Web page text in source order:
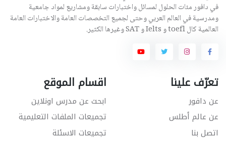
في دافور مئات الحلول لمسائل واختبارات سابقة ومشاريع لمواد جامعية
ومدرسية في العالم العربي وحتى لجميع التخصصات العامة والاختبارات العامة
العالمية كال toefl و Ielts و SAT وغيرها الكثير.
تعرّف علينا
عن دافور
عن عالم أطلس
اتصل بنا
اقسام الموقع
ابحث عن مدرس اونلاين
تجميعات الملفات التعليمية
تجميعات الاسئلة